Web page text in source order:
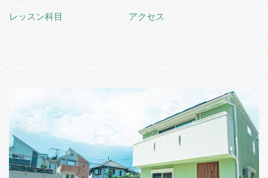
レッスン科目 アクセス